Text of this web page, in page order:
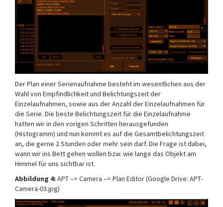
Der Plan einer Serienaufnahme besteht im wesentlichen aus der
Wahl von Empfindlichkeit und Belichtungszeit der
Einzelaufnahmen, sowie aus der Anzahl der Einzelaufnahmen für
die Serie. Die beste Belichtungszeit für die Einzelaufnahme
hatten wir in den vorigen Schritten herausgefunden
(Histogramm) und nun kommt es auf die Gesamtbelichtungszeit
an, die gerne 2 Stunden oder mehr sein darf. Die Frage ist dabei,
wann wir ins Bett gehen wollen bzw. wie lange das Objekt am
Himmel für uns sichtbar ist.
Abbildung 4: APT –> Camera –> Plan Editor (Google Drive: APT-
Camera-03.jpg)